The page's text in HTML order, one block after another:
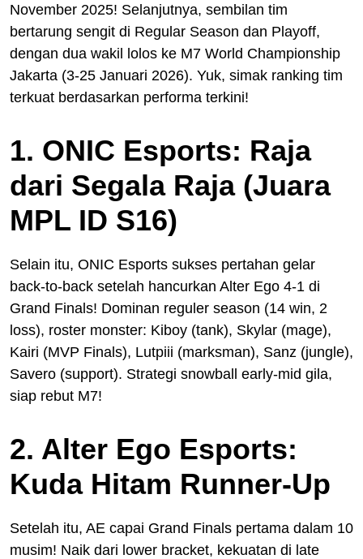
November 2025! Selanjutnya, sembilan tim
bertarung sengit di Regular Season dan Playoff,
dengan dua wakil lolos ke M7 World Championship
Jakarta (3-25 Januari 2026). Yuk, simak ranking tim
terkuat berdasarkan performa terkini!
1. ONIC Esports: Raja
dari Segala Raja (Juara
MPL ID S16)
Selain itu, ONIC Esports sukses pertahan gelar
back-to-back setelah hancurkan Alter Ego 4-1 di
Grand Finals! Dominan reguler season (14 win, 2
loss), roster monster: Kiboy (tank), Skylar (mage),
Kairi (MVP Finals), Lutpiii (marksman), Sanz (jungle),
Savero (support). Strategi snowball early-mid gila,
siap rebut M7!
2. Alter Ego Esports:
Kuda Hitam Runner-Up
Setelah itu, AE capai Grand Finals pertama dalam 10
musim! Naik dari lower bracket, kekuatan di late